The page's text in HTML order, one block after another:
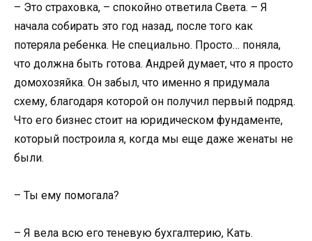
– Это страховка, – спокойно ответила Света. – Я
начала собирать это год назад, после того как
потеряла ребенка. Не специально. Просто… поняла,
что должна быть готова. Андрей думает, что я просто
домохозяйка. Он забыл, что именно я придумала
схему, благодаря которой он получил первый подряд.
Что его бизнес стоит на юридическом фундаменте,
который построила я, когда мы еще даже женаты не
были.
– Ты ему помогала?
– Я вела всю его теневую бухгалтерию, Кать.